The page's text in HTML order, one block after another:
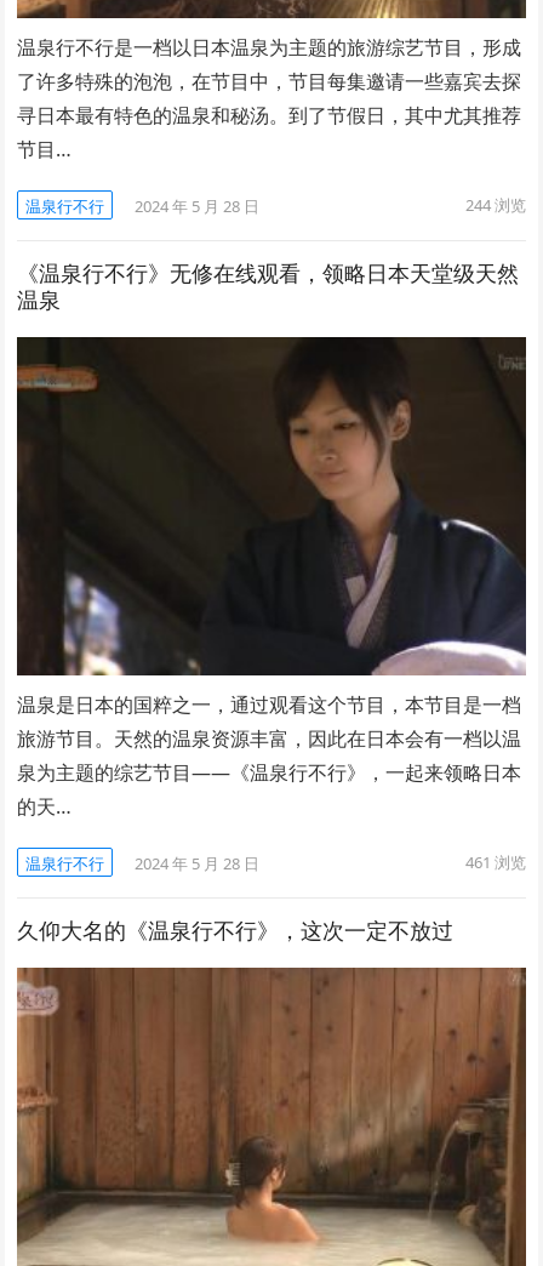
温泉行不行是一档以日本温泉为主题的旅游综艺节目，形成
了许多特殊的泡泡，在节目中，节目每集邀请一些嘉宾去探
寻日本最有特色的温泉和秘汤。到了节假日，其中尤其推荐
节目…
温泉行不行 2024 年 5 月 28 日 244浏览
《温泉行不行》无修在线观看，领略日本天堂级天然
温泉
温泉是日本的国粹之一，通过观看这个节目，本节目是一档
旅游节目。天然的温泉资源丰富，因此在日本会有一档以温
泉为主题的综艺节目——《温泉行不行》，一起来领略日本
的天…
温泉行不行 2024 年 5 月 28 日 461 浏览
久仰大名的《温泉行不行》，这次一定不放过